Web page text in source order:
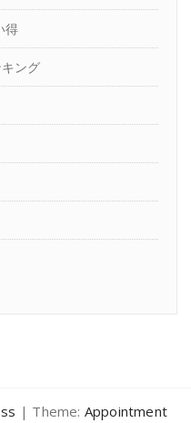
得
ング
| Theme: Appointment